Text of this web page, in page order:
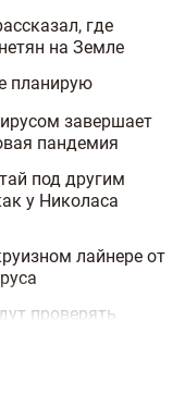
где
на Земле
планирую
завершает
пандемия
под другим
у Николаса
лайнере от
проверять
дней не могла